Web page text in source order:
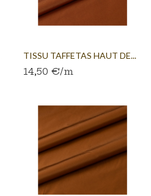
TISSU TAFFETAS HAUT DE...
14,50 €/m